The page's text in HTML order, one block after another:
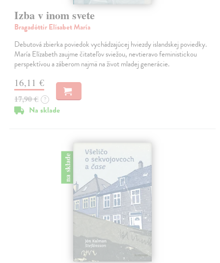
Izba v inom svete
Bragadóttir Elísabet María
Debutová zbierka poviedok vychádzajúcej hviezdy islandskej poviedky.
María Elízabeth zaujme čitateľov sviežou, nevtieravo feministickou
perspektívou a záberom najmä na život mladej generácie.
16,11 €
17,90 € ?
Na sklade
na sklade